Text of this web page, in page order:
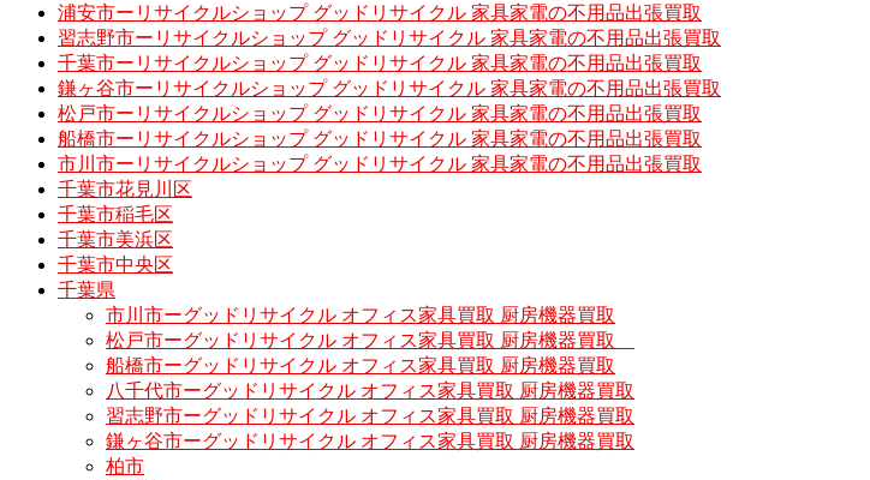
浦安市ーリサイクルショップ グッドリサイクル 家具家電の不用品出張買取
習志野市ーリサイクルショップ グッドリサイクル 家具家電の不用品出張買取
千葉市ーリサイクルショップ グッドリサイクル 家具家電の不用品出張買取
鎌ヶ谷市ーリサイクルショップ グッドリサイクル 家具家電の不用品出張買取
松戸市ーリサイクルショップ グッドリサイクル 家具家電の不用品出張買取
船橋市ーリサイクルショップ グッドリサイクル 家具家電の不用品出張買取
市川市ーリサイクルショップ グッドリサイクル 家具家電の不用品出張買取
千葉市花見川区
千葉市稲毛区
千葉市美浜区
千葉市中央区
千葉県
市川市ーグッドリサイクル オフィス家具買取 厨房機器買取
松戸市ーグッドリサイクル オフィス家具買取 厨房機器買取
船橋市ーグッドリサイクル オフィス家具買取 厨房機器買取
八千代市ーグッドリサイクル オフィス家具買取 厨房機器買取
習志野市ーグッドリサイクル オフィス家具買取 厨房機器買取
鎌ヶ谷市ーグッドリサイクル オフィス家具買取 厨房機器買取
柏市